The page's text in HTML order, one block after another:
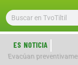
ES NOTICIA
Evacúan